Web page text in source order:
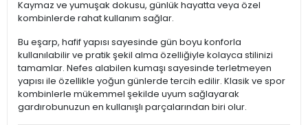
Kaymaz ve yumuşak dokusu, günlük hayatta veya özel
kombinlerde rahat kullanım sağlar.
Bu eşarp, hafif yapısı sayesinde gün boyu konforla
kullanılabilir ve pratik şekil alma özelliğiyle kolayca stilinizi
tamamlar. Nefes alabilen kumaşı sayesinde terletmeyen
yapısı ile özellikle yoğun günlerde tercih edilir. Klasik ve spor
kombinlerle mükemmel şekilde uyum sağlayarak
gardırobunuzun en kullanışlı parçalarından biri olur.